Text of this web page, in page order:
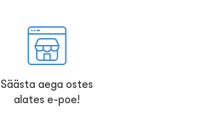
Säästa aega ostes
alates e-poe!